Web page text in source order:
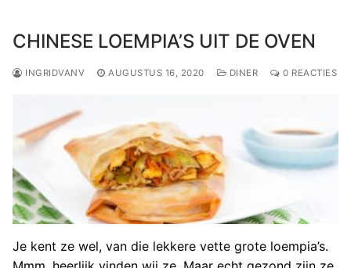
CHINESE LOEMPIA’S UIT DE OVEN
INGRIDVANV AUGUSTUS 16, 2020 DINER 0 REACTIES
Je kent ze wel, van die lekkere vette grote loempia’s.